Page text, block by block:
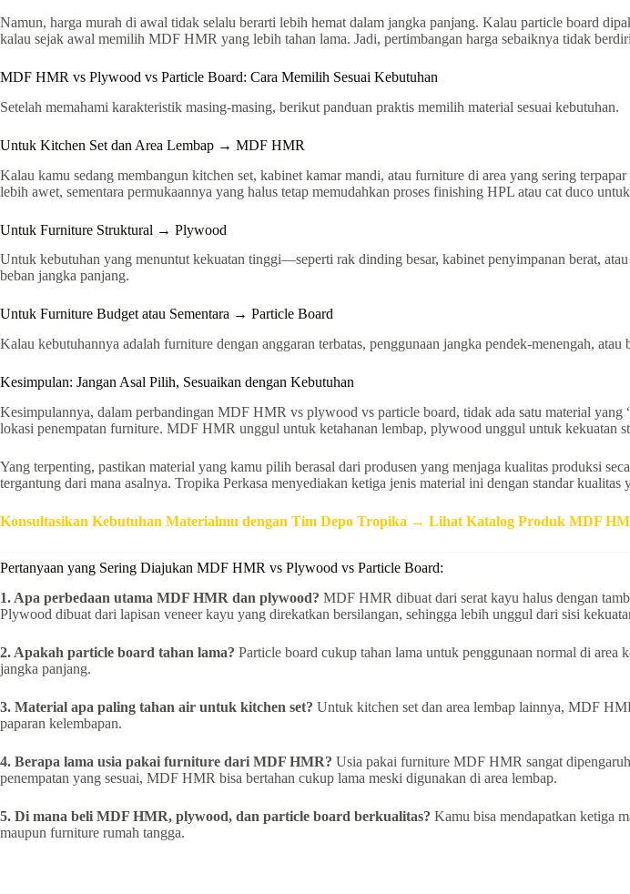
Namun, harga murah di awal tidak selalu berarti lebih hemat dalam jangka panjang. Kalau particle board
kalau sejak awal memilih MDF HMR yang lebih tahan lama. Jadi, pertimbangan harga sebaiknya tidak
MDF HMR vs Plywood vs Particle Board: Cara Memilih Sesuai Kebutuhan
Setelah memahami karakteristik masing-masing, berikut panduan praktis memilih material sesuai kebutuhan.
Untuk Kitchen Set dan Area Lembap → MDF HMR
Kalau kamu sedang membangun kitchen set, kabinet kamar mandi, atau furniture di area yang sering
lebih awet, sementara permukaannya yang halus tetap memudahkan proses finishing HPL atau cat duco
Untuk Furniture Struktural → Plywood
Untuk kebutuhan yang menuntut kekuatan tinggi—seperti rak dinding besar, kabinet penyimpanan berat,
beban jangka panjang.
Untuk Furniture Budget atau Sementara → Particle Board
Kalau kebutuhannya adalah furniture dengan anggaran terbatas, penggunaan jangka pendek-menengah,
Kesimpulan: Jangan Asal Pilih, Sesuaikan dengan Kebutuhan
Kesimpulannya, dalam perbandingan MDF HMR vs plywood vs particle board, tidak ada satu material
lokasi penempatan furniture. MDF HMR unggul untuk ketahanan lembap, plywood unggul untuk kekuatan
Yang terpenting, pastikan material yang kamu pilih berasal dari produsen yang menjaga kualitas produksi
tergantung dari mana asalnya. Tropika Perkasa menyediakan ketiga jenis material ini dengan standar
Konsultasikan Kebutuhan Materialmu dengan Tim Depo Tropika → Lihat Katalog Produk MDF
Pertanyaan yang Sering Diajukan MDF HMR vs Plywood vs Particle Board:
1. Apa perbedaan utama MDF HMR dan plywood? MDF HMR dibuat dari serat kayu halus dengan
Plywood dibuat dari lapisan veneer kayu yang direkatkan bersilangan, sehingga lebih unggul dari sisi
2. Apakah particle board tahan lama? Particle board cukup tahan lama untuk penggunaan normal di area
jangka panjang.
3. Material apa paling tahan air untuk kitchen set? Untuk kitchen set dan area lembap lainnya, MDF
paparan kelembapan.
4. Berapa lama usia pakai furniture dari MDF HMR? Usia pakai furniture MDF HMR sangat
penempatan yang sesuai, MDF HMR bisa bertahan cukup lama meski digunakan di area lembap.
5. Di mana beli MDF HMR, plywood, dan particle board berkualitas? Kamu bisa mendapatkan ketiga
maupun furniture rumah tangga.